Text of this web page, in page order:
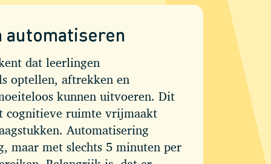
automatiseren
dat leerlingen
optellen, aftrekken en
kunnen uitvoeren. Dit
cognitieve ruimte vrijmaakt
Automatisering
maar met slechts 5 minuten per